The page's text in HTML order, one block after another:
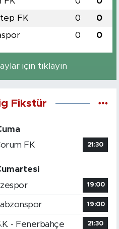
FK 0 0
0 0
için tıklayın
Fikstür
FK
21:30
19:00
19:00
- Fenerbahçe 21:30